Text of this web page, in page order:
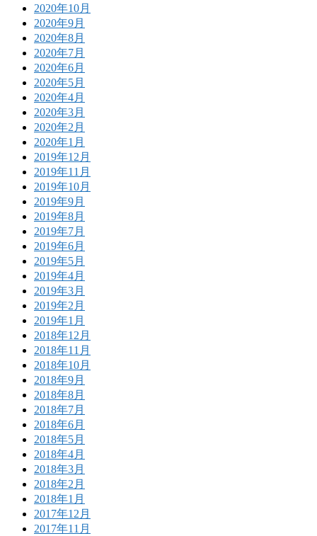
2020年10月
2020年9月
2020年8月
2020年7月
2020年6月
2020年5月
2020年4月
2020年3月
2020年2月
2020年1月
2019年12月
2019年11月
2019年10月
2019年9月
2019年8月
2019年7月
2019年6月
2019年5月
2019年4月
2019年3月
2019年2月
2019年1月
2018年12月
2018年11月
2018年10月
2018年9月
2018年8月
2018年7月
2018年6月
2018年5月
2018年4月
2018年3月
2018年2月
2018年1月
2017年12月
2017年11月